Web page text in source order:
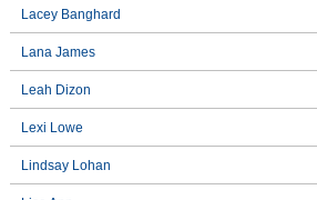
Lacey Banghard
Lana James
Leah Dizon
Lexi Lowe
Lindsay Lohan